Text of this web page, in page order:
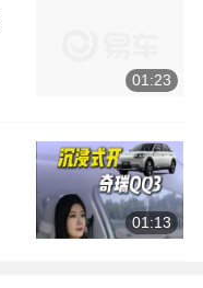
01:23
01:13